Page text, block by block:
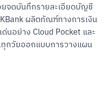
จดบันทึกรายละเอียดบัญชี
ผลิตภัณฑ์ทางการเงิน
นอย่าง Cloud Pocket และ
ทุกวัยออกแบบการวางแผน